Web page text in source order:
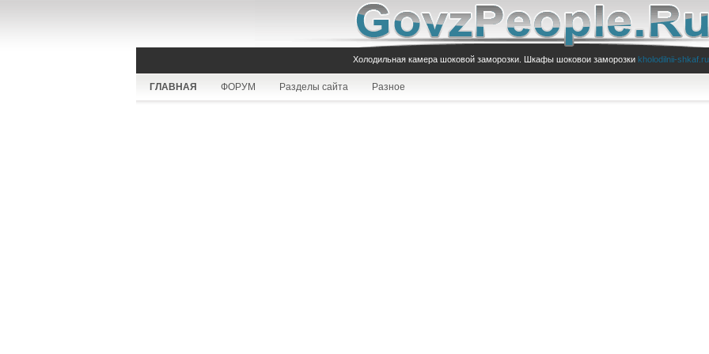
Холодильная камера шоковой заморозки. Шкафы шоковои заморозки kholodilnii-shkaf.ru
ГЛАВНАЯ ФОРУМ Разделы сайта Разное